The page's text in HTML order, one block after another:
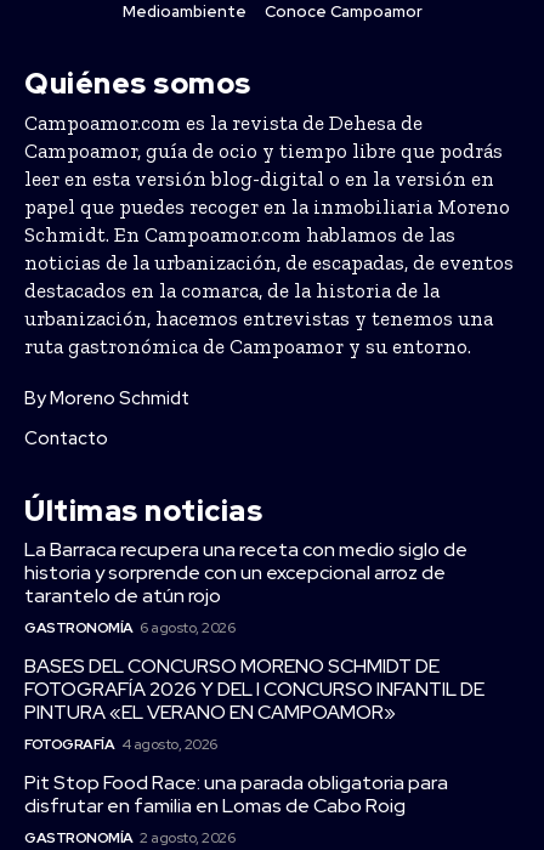
Medioambiente
Conoce Campoamor
Quiénes somos
Campoamor.com es la revista de Dehesa de
Campoamor, guía de ocio y tiempo libre que podrás
leer en esta versión blog-digital o en la versión en
papel que puedes recoger en la inmobiliaria Moreno
Schmidt. En Campoamor.com hablamos de las
noticias de la urbanización, de escapadas, de eventos
destacados en la comarca, de la historia de la
urbanización, hacemos entrevistas y tenemos una
ruta gastronómica de Campoamor y su entorno.
By Moreno Schmidt
Contacto
Últimas noticias
La Barraca recupera una receta con medio siglo de
historia y sorprende con un excepcional arroz de
tarantelo de atún rojo
GASTRONOMÍA 6 agosto, 2026
BASES DEL CONCURSO MORENO SCHMIDT DE
FOTOGRAFÍA 2026 Y DEL I CONCURSO INFANTIL DE
PINTURA «EL VERANO EN CAMPOAMOR»
FOTOGRAFÍA 4 agosto, 2026
Pit Stop Food Race: una parada obligatoria para
disfrutar en familia en Lomas de Cabo Roig
GASTRONOMÍA 2 agosto, 2026